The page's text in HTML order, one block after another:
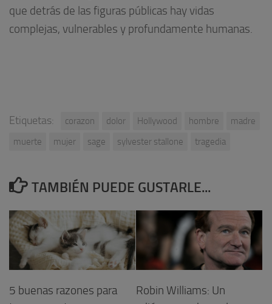
que detrás de las figuras públicas hay vidas
complejas, vulnerables y profundamente humanas.
Etiquetas: corazon dolor Hollywood hombre
madre
muerte
mujer sage sylvester stallone tragedia
TAMBIÉN PUEDE GUSTARLE...
5 buenas razones para
Robin Williams: Un